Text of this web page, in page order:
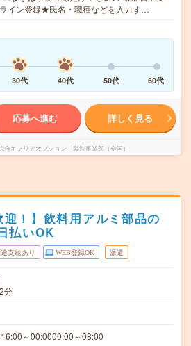
イン登録★氏名・職種などを入力す…
30代 40代 50代 60代
応募へ進む 詳しく見る
合キャリアオプション 製造事業部（全国）
迎！】飲料用アルミ部品の
払いOK
支給あり WEB登録OK 派遣
分
～00:0000:00～08:00